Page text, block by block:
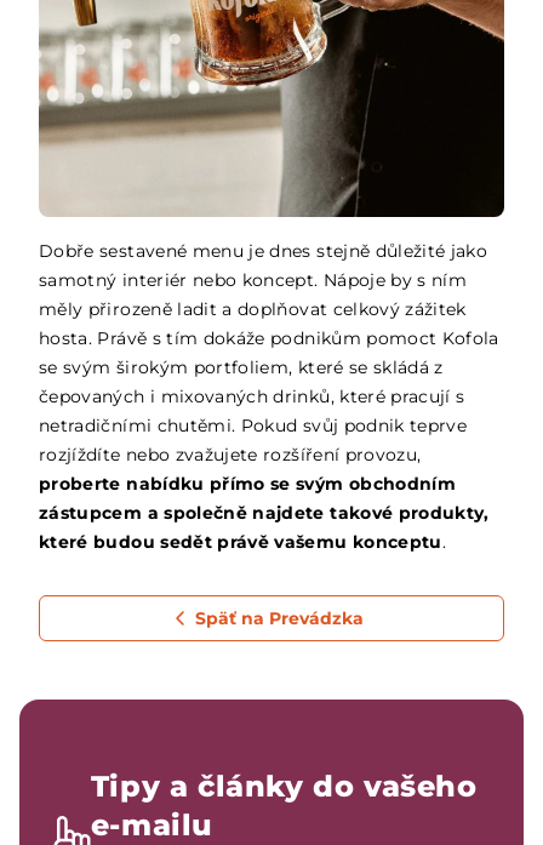
Dobře sestavené menu je dnes stejně důležité jako
samotný interiér nebo koncept. Nápoje by s ním
měly přirozeně ladit a doplňovat celkový zážitek
hosta. Právě s tím dokáže podnikům pomoct Kofola
se svým širokým portfoliem, které se skládá z
čepovaných i mixovaných drinků, které pracují s
netradičními chutěmi. Pokud svůj podnik teprve
rozjíždíte nebo zvažujete rozšíření provozu,
proberte nabídku přímo se svým obchodním
zástupcem a společně najdete takové produkty,
které budou sedět právě vašemu konceptu.
Späť na Prevádzka
Tipy a články do vašeho
e-mailu